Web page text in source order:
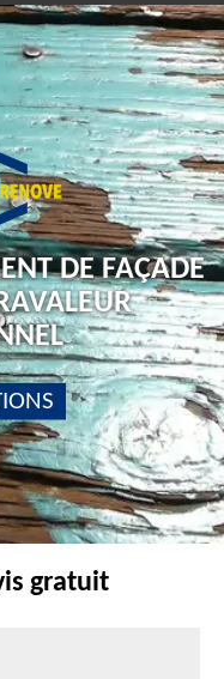
DE FAÇADE
gratuit